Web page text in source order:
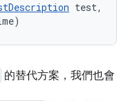
test,
的替代方案，我們也會